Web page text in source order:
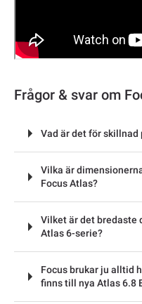
Frågor & svar om
Vad är det för skillnad
Vilka är
Focus Atlas?
Vilket är det bredaste
Atlas 6-serie?
Focus brukar ju alltid
finns till nya Atlas 6.8